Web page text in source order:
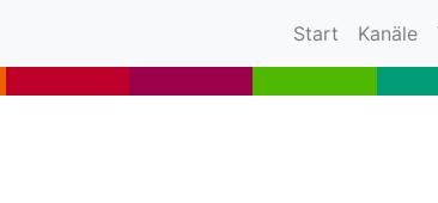
Start (current)
Kanäle